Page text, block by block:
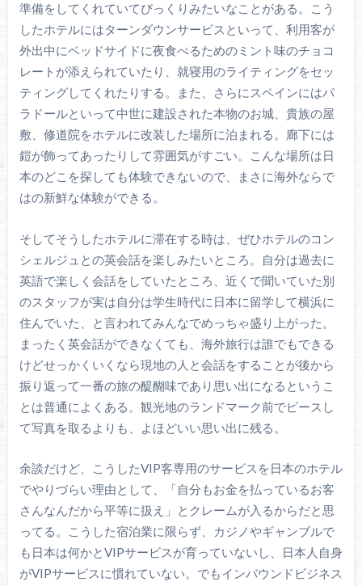
準備をしてくれていてびっくりみたいなことがある。こう
したホテルにはターンダウンサービスといって、利用客が
外出中にベッドサイドに夜食べるためのミント味のチョコ
レートが添えられていたり、就寝用のライティングをセッ
ティングしてくれたりする。また、さらにスペインにはパ
ラドールといって中世に建設された本物のお城、貴族の屋
敷、修道院をホテルに改装した場所に泊まれる。廊下には
鎧が飾ってあったりして雰囲気がすごい。こんな場所は日
本のどこを探しても体験できないので、まさに海外ならで
はの新鮮な体験ができる。
そしてそうしたホテルに滞在する時は、ぜひホテルのコン
シェルジュとの英会話を楽しみたいところ。自分は過去に
英語で楽しく会話をしていたところ、近くで聞いていた別
のスタッフが実は自分は学生時代に日本に留学して横浜に
住んでいた、と言われてみんなでめっちゃ盛り上がった。
まったく英会話ができなくても、海外旅行は誰でもできる
けどせっかくいくなら現地の人と会話をすることが後から
振り返って一番の旅の醍醐味であり思い出になるというこ
とは普通によくある。観光地のランドマーク前でピースし
て写真を取るよりも、よほどいい思い出に残る。
余談だけど、こうしたVIP客専用のサービスを日本のホテル
でやりづらい理由として、「自分もお金を払っているお客
さんなんだから平等に扱え」とクレームが入るからだと思
ってる。こうした宿泊業に限らず、カジノやギャンブルで
も日本は何かとVIPサービスが育っていないし、日本人自身
がVIPサービスに慣れていない。でもインバウンドビジネス